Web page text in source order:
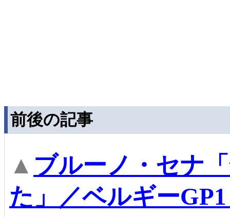
前後の記事
▲ ブルーノ・セナ
た」／ベルギー